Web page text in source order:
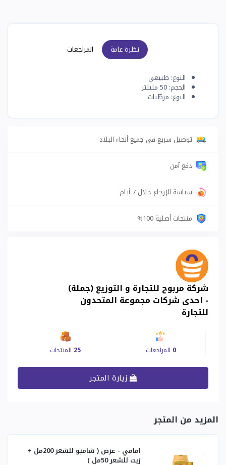
نظرة عامة المراجعات
النوع: طبيعي
الحجم: 50 مليلتر
النوع: مرطِّبات
توصيل سريع في جميع أنحاء البلاد
دفع آمن
سياسة الإرجاع خلال 7 أيام
منتجات أصلية 100%
شركة مربوح للتجارة و التوزيع (جملة)
- احدى شركات مجموعة المتحدون
للتجارة
0 المراجعات 25 المنتجات
زيارة المتجر
المزيد من المتجر
امامي - عرض ( شامبو للشعر 200مل +
زيت للشعر 50مل )